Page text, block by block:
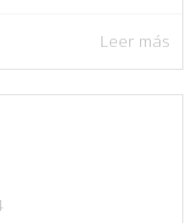
Leer más